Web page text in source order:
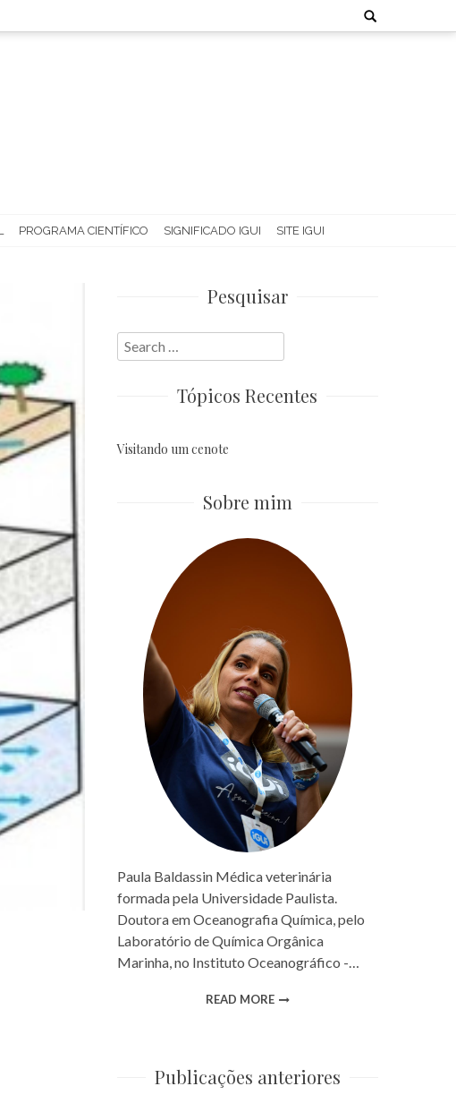
Search
for:
PROGRAMA CIENTÍFICO SIGNIFICADO IGUI SITE IGUI
Pesquisar
Search
for:
Tópicos Recentes
Visitando um cenote
Sobre mim
Paula Baldassin Médica veterinária
formada pela Universidade Paulista.
Doutora em Oceanografia Química, pelo
Laboratório de Química Orgânica
Marinha, no Instituto Oceanográfico -…
READ MORE
Publicações anteriores